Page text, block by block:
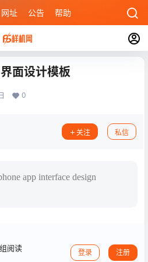
网址 公告 帮助
面设计模板
0
关注 私信
app interface design
阅读 登录 注册